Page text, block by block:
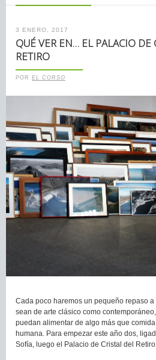
3 ENERO, 2017
QUÉ VER EN… EL PALACIO DE
RETIRO
POR EL CORSO
Cada poco haremos un pequeño repaso
sean de arte clásico como
puedan alimentar de algo más que
humana. Para empezar este año dos,
Sofía, luego el Palacio de Cristal del